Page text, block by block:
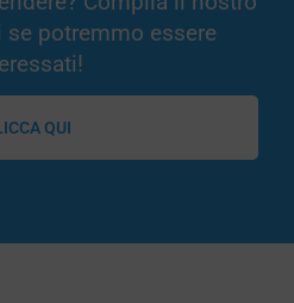
potremmo essere
QUI